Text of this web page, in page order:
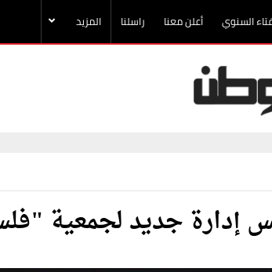
السنوي أعلن معنا راسلنا المزيد
إدارة جديد لجمعية